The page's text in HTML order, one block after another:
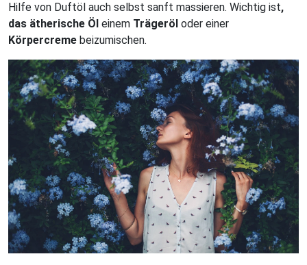
Hilfe von Duftöl auch selbst sanft massieren. Wichtig ist,
das ätherische Öl einem Trägeröl oder einer
Körpercreme beizumischen.